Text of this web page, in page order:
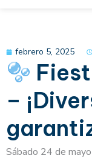
febrero 5, 2025
–
Sábado 24 de